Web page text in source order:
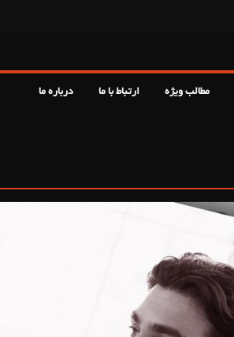
مطالب ویژه ارتباط با ما درباره ما